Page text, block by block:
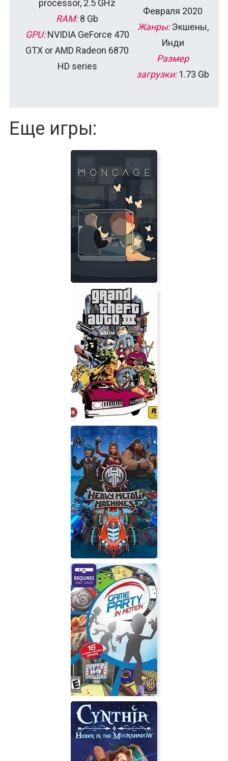
processor, 2.5 GHz
RAM:8 Gb
GPU:NVIDIA GeForce 470
GTX or AMD Radeon 6870
HD series
Февраля 2020
Жанры:Экшены,
Инди
Размер
загрузки:1.73 Gb
Еще игры:
Moncage
Grand Theft Auto 3 - Snow Edition
Heavy Metal Machines